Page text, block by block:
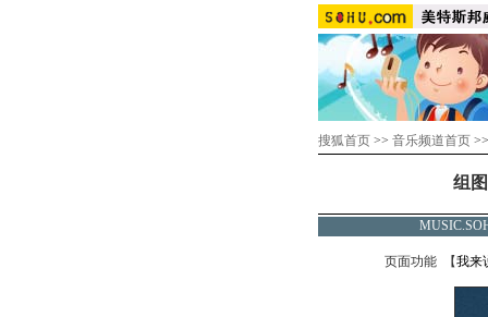
搜狐首页 >> 音乐频道首页
组
页面功能 【我来